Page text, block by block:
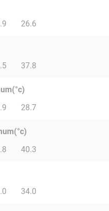
26.6
37.8
28.7
40.3
34.0